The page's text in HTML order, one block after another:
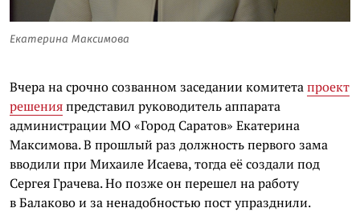
Екатерина Максимова
Вчера на срочно созванном заседании комитетапроект
решенияпредставил руководитель аппарата
администрации МО «Город Саратов» Екатерина
Максимова. В прошлый раз должность первого зама
вводили при Михаиле Исаева, тогда её создали под
Сергея Грачева. Но позже он перешел на работу
в Балаково и за ненадобностью пост упразднили.